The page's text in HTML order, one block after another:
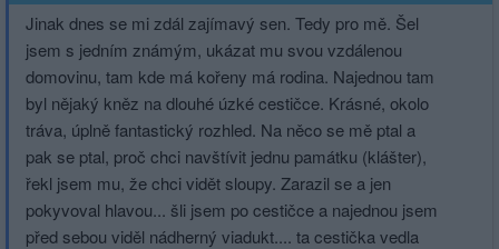
Jinak dnes se mi zdál zajímavý sen. Tedy pro mě. Šel
jsem s jedním známým, ukázat mu svou vzdálenou
domovinu, tam kde má kořeny má rodina. Najednou tam
byl nějaký kněz na dlouhé úzké cestičce. Krásné, okolo
tráva, úplně fantastický rozhled. Na něco se mě ptal a
pak se ptal, proč chci navštívit jednu památku (klášter),
řekl jsem mu, že chci vidět sloupy. Zarazil se a jen
pokyvoval hlavou... šli jsem po cestičce a najednou jsem
před sebou viděl nádherný viadukt.... ta cestička vedla